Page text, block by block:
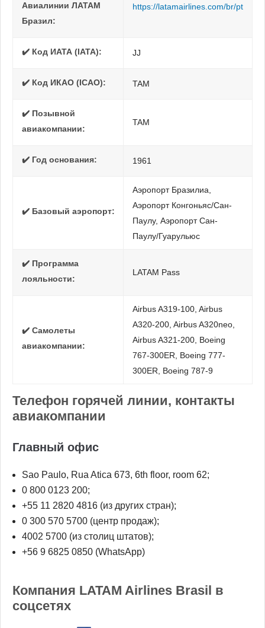
Авиалинии ЛАТАМ
Бразил:
https://latamairlines.com/br/pt
✔️ Код ИАТА (IATA): JJ
✔️ Код ИКАО (ICAO): TAM
✔️ Позывной
авиакомпании:
TAM
✔️ Год основания: 1961
✔️ Базовый аэропорт:
Аэропорт Бразилиа,
Аэропорт Конгоньяс/Сан-
Паулу, Аэропорт Сан-
Паулу/Гуарульюс
✔️ Программа
лояльности:
LATAM Pass
✔️ Самолеты
авиакомпании:
Airbus A319-100, Airbus
A320-200, Airbus A320neo,
Airbus A321-200, Boeing
767-300ER, Boeing 777-
300ER, Boeing 787-9
Телефон горячей линии, контакты
авиакомпании
Главный офис
Sao Paulo, Rua Atica 673, 6th floor, room 62;
0 800 0123 200;
+55 11 2820 4816 (из других стран);
0 300 570 5700 (центр продаж);
4002 5700 (из столиц штатов);
+56 9 6825 0850 (WhatsApp)
Компания LATAM Airlines Brasil в
соцсетях